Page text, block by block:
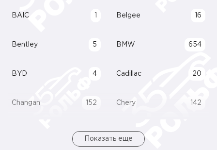
BAIC Belgee 16
Bentley 5 BMW 654
BYD 4 Cadillac 20
Changan 152 Chery 142
Показать еще